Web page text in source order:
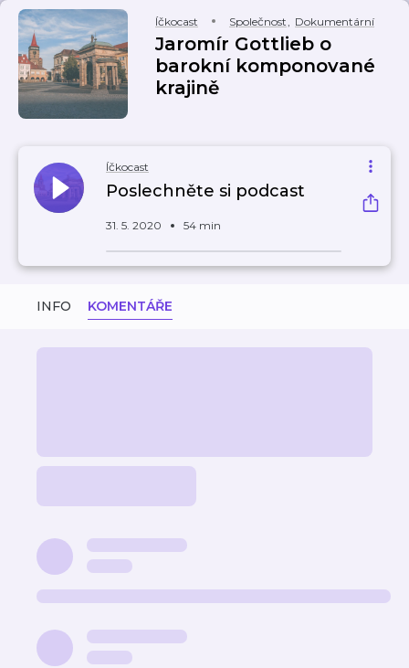
Íčkocast Společnost, Dokumentární
Jaromír Gottlieb o
barokní komponované
krajině
Íčkocast
Poslechněte si podcast
31. 5. 2020 54 min
INFO KOMENTÁŘE